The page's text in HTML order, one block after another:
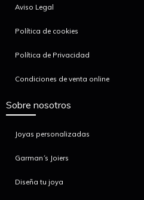
Aviso Legal
Política de cookies
Política de Privacidad
Condiciones de venta online
Sobre nosotros
Joyas personalizadas
Garman´s Joiers
Diseña tu joya